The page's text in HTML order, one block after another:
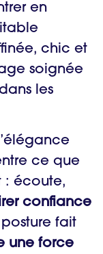
en
chic et
soignée
les
ce que
: écoute,
confiance
fait
une force